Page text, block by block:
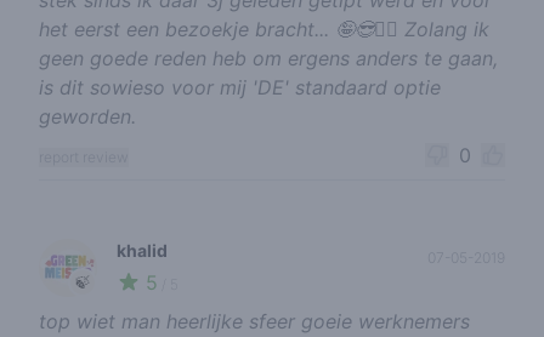
het eerst een bezoekje bracht... 🤪😎✌🏻 Zolang ik
geen goede reden heb om ergens anders te gaan,
is dit sowieso voor mij 'DE' standaard optie
geworden.
0
🍃
khalid
5
top wiet man heerlijke sfeer goeie werknemers